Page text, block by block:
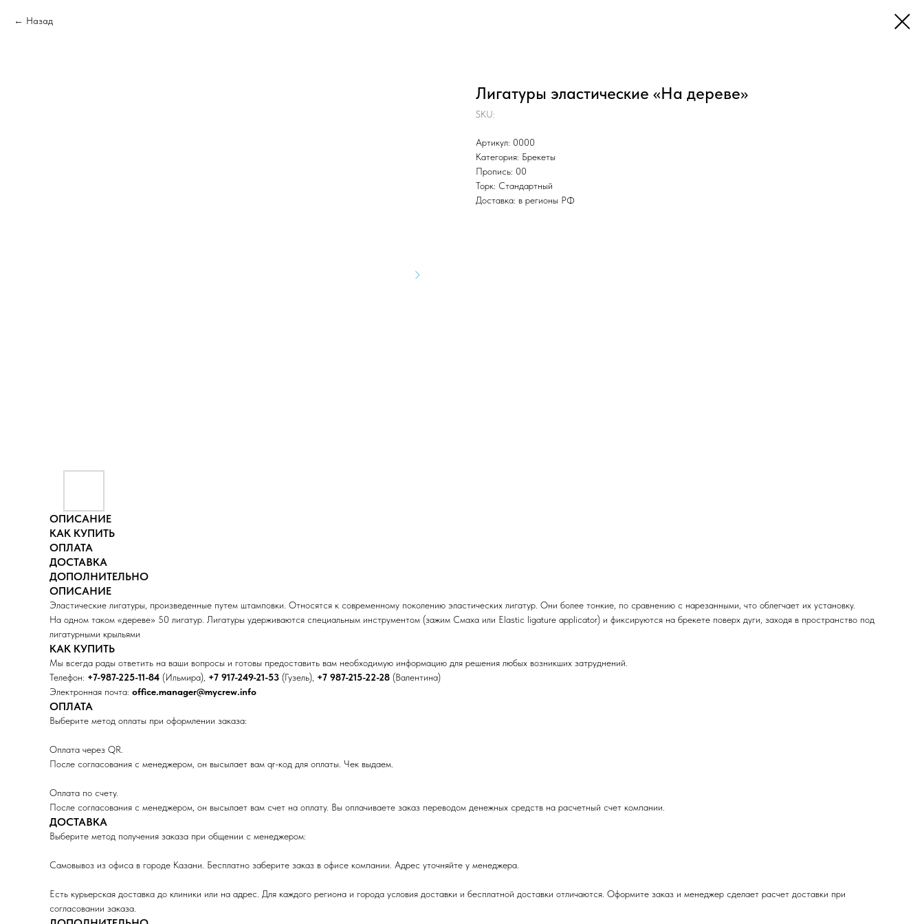
Назад
Лигатуры эластические «На дереве»
SKU:
Артикул: 0000
Категория: Брекеты
Пропись: 00
Торк: Стандартный
Доставка: в регионы РФ
ОПИСАНИЕ
КАК КУПИТЬ
ОПЛАТА
ДОСТАВКА
ДОПОЛНИТЕЛЬНО
ОПИСАНИЕ
Эластические лигатуры, произведенные путем штамповки. Относятся к современному поколению эластических лигатур. Они более тонкие, по сравнению с нарезанными, что облегчает их установку.
На одном таком «дереве» 50 лигатур. Лигатуры удерживаются специальным инструментом (зажим Смаха или Elastic ligature applicator) и фиксируются на брекете поверх дуги, заходя в пространство под
лигатурными крыльями
КАК КУПИТЬ
Мы всегда рады ответить на ваши вопросы и готовы предоставить вам необходимую информацию для решения любых возникших затруднений.
Телефон: +7-987-225-11-84 (Ильмира), +7 917-249-21-53 (Гузель), +7 987-215-22-28 (Валентина)
Электронная почта: office.manager@mycrew.info
ОПЛАТА
Выберите метод оплаты при оформлении заказа:
Оплата через QR.
После согласования с менеджером, он высылает вам qr-код для оплаты. Чек выдаем.
Оплата по счету.
После согласования с менеджером, он высылает вам счет на оплату. Вы оплачиваете заказ переводом денежных средств на расчетный счет компании.
ДОСТАВКА
Выберите метод получения заказа при общении с менеджером:
Самовывоз из офиса в городе Казани. Бесплатно заберите заказ в офисе компании. Адрес уточняйте у менеджера.
Есть курьерская доставка до клиники или на адрес. Для каждого региона и города условия доставки и бесплатной доставки отличаются. Оформите заказ и менеджер сделает расчет доставки при
согласовании заказа.